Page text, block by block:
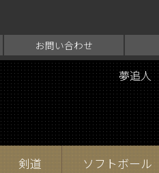
お問い合わせ
夢追人
剣道 ソフトボール